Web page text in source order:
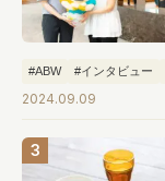
#ABW #インタビュー
2024.09.09